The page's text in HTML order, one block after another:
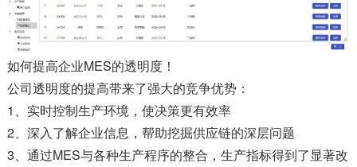
如何提高企业MES的透明度！
公司透明度的提高带来了强大的竞争优势：
1、实时控制生产环境，使决策更有效率
2、深入了解企业信息，帮助挖掘供应链的深层问题
3、通过MES与各种生产程序的整合，生产指标得到了显著改